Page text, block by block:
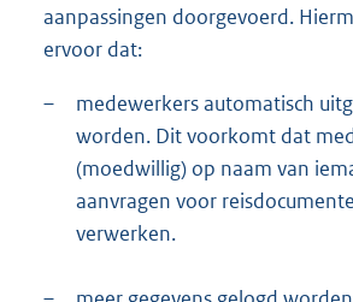
aanpassingen doorgevoerd.
ervoor dat:
–
medewerkers automatisch
worden. Dit voorkomt dat
(moedwillig) op naam van
aanvragen voor
verwerken.